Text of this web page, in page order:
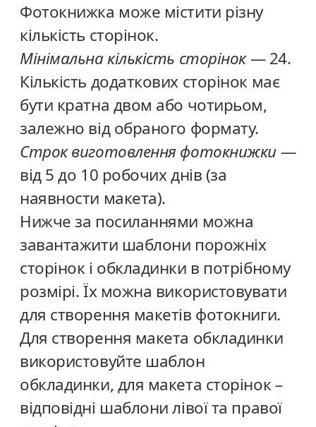
Фотокнижка може містити різну
кількість сторінок.
Мінімальна кількість сторінок— 24.
Кількість додаткових сторінок має
бути кратна двом або чотирьом,
залежно від обраного формату.
Строк виготовлення фотокнижки —
від 5 до 10 робочих днів (за
наявности макета).
Нижче за посиланнями можна
завантажити шаблони порожніх
сторінок і обкладинки в потрібному
розмірі. Їх можна використовувати
для створення макетів фотокниги.
Для створення макета обкладинки
використовуйте шаблон
обкладинки, для макета сторінок –
відповідні шаблони лівої та правої